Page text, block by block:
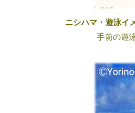
ニシハマ・遊泳イ
手前の遊